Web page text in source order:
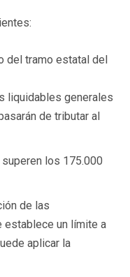
del tramo estatal del
liquidables generales
de tributar al
los 175.000
de las
establece un límite a
aplicar la